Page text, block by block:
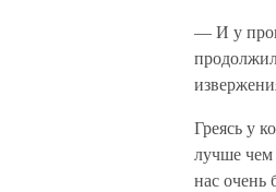
— И у
Греясь у
лучше
нас очень